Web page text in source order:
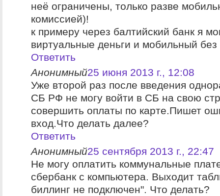
неё ограничены, только разве
комиссией)!
к примеру через балтийский банк я
виртуальные деньги и мобильный без
Ответить
Анонимный25 июня 2013 г., 12:08
Уже второй раз после введения
СБ РФ не могу войти в СБ на свою
совершить оплаты по карте.Пишет
вход.Что делать далее?
Ответить
Анонимный25 сентября 2013 г., 22:47
Не могу оплатить коммунальные
сбербанк с компьютера. Выходит
биллинг не подключен". Что делать?